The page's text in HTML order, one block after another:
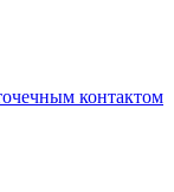
контактом